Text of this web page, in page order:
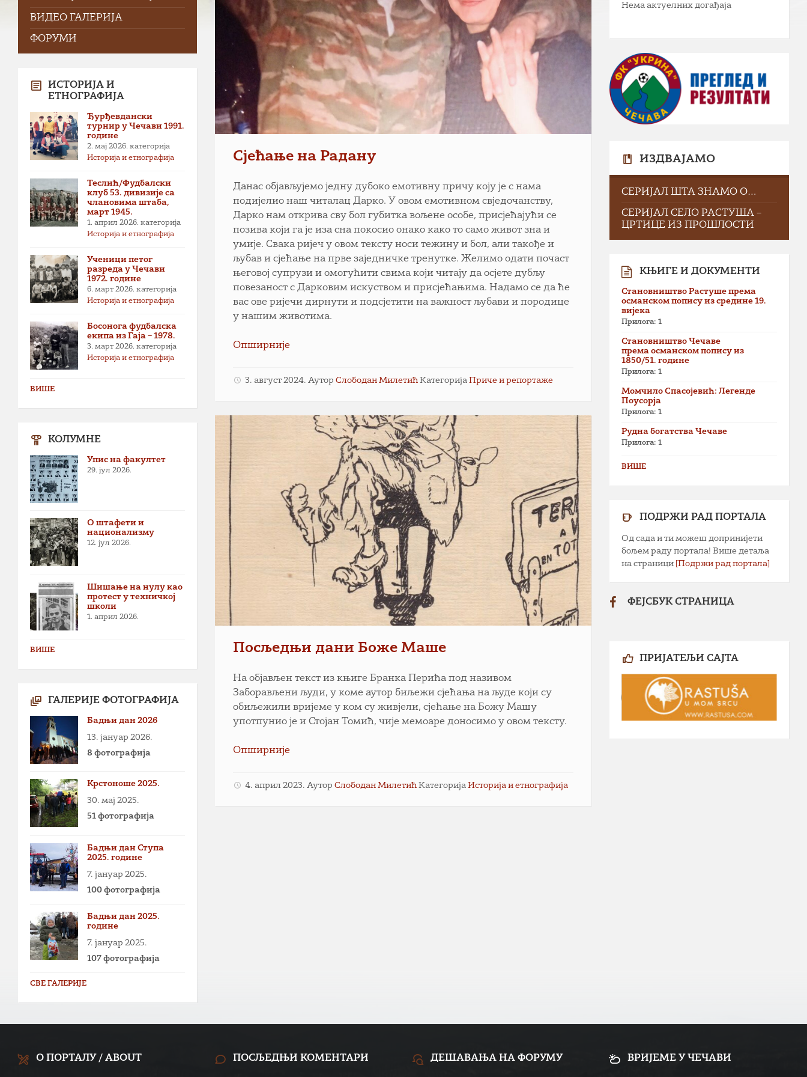
Сјећање на Радану
Данас објављујемо једну дубоко емотивну причу коју је с нама
подијелио наш читалац Дарко. У овом емотивном свједочанству,
Дарко нам открива сву бол губитка вољене особе, присјећајући се
позива који га је иза сна покосио онако како то само живот зна и
умије. Свака ријеч у овом тексту носи тежину и бол, али такође и
љубав и сјећање на прве заједничке тренутке. Желимо одати почаст
његовој супрузи и омогућити свима који читају да осјете дубљу
повезаност с Дарковим искуством и присјећањима. Надамо се да ће
вас ове ријечи дирнути и подсјетити на важност љубави и породице
у нашим животима.
Опширније
3. август 2024. АуторСлободан Милетић КатегоријаПриче и репортаже
Посљедњи дани Боже Маше
На објављен текст из књиге Бранка Перића под називом
Заборављени људи, у коме аутор биљежи сјећања на људе који су
обиљежили вријеме у ком су живјели, сјећање на Божу Машу
употпунио је и Стојан Томић, чије мемоаре доносимо у овом тексту.
Опширније
4. април 2023. АуторСлободан Милетић КатегоријаИсторија и етнографија
ВИДЕО ГАЛЕРИЈА
ФОРУМИ
ИСТОРИЈА И
ЕТНОГРАФИЈА
Ђурђевдански
турнир у Чечави 1991.
године
2. мај 2026. категорија
Историја и етнографија
Теслић/Фудбалски
клуб 53. дивизије са
члановима штаба,
март 1945.
1. април 2026. категорија
Историја и етнографија
Ученици петог
разреда у Чечави
1972. године
6. март 2026. категорија
Историја и етнографија
Босонога фудбалска
екипа из Гаја – 1978.
3. март 2026. категорија
Историја и етнографија
ВИШЕ
КОЛУМНЕ
Упис на факултет
29. јул 2026.
О штафети и
национализму
12. јул 2026.
Шишање на нулу као
протест у техничкој
школи
1. април 2026.
ВИШЕ
ГАЛЕРИЈЕ ФОТОГРАФИЈА
Бадњи дан 2026
13. јануар 2026.
8 фотографија
Крстоноше 2025.
30. мај 2025.
51 фотографија
Бадњи дан Ступа
2025. године
7. јануар 2025.
100 фотографија
Бадњи дан 2025.
године
7. јануар 2025.
107 фотографија
СВЕ ГАЛЕРИЈЕ
Нема актуелних догађаја
ИЗДВАЈАМО
СЕРИЈАЛ ШТА ЗНАМО О…
СЕРИЈАЛ СЕЛО РАСТУША –
ЦРТИЦЕ ИЗ ПРОШЛОСТИ
КЊИГЕ И ДОКУМЕНТИ
Становништво Растуше према
османском попису из средине 19.
вијека
Прилога: 1
Становништво Чечаве
према османском попису из
1850/51. године
Прилога: 1
Момчило Спасојевић: Легенде
Поусорја
Прилога: 1
Рудна богатства Чечаве
Прилога: 1
ВИШЕ
ПОДРЖИ РАД ПОРТАЛА
Од сада и ти можеш допринијети
бољем раду портала! Више детаља
на страници [Подржи рад портала]
ФЕЈСБУК СТРАНИЦА
ПРИЈАТЕЉИ САЈТА
О ПОРТАЛУ / ABOUT ПОСЉЕДЊИ КОМЕНТАРИ ДЕШАВАЊА НА ФОРУМУ ВРИЈЕМЕ У ЧЕЧАВИ